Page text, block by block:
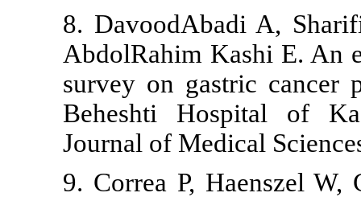
8.
AbdolRahim
survey on
Beheshti
Journal of
9. Correa P,